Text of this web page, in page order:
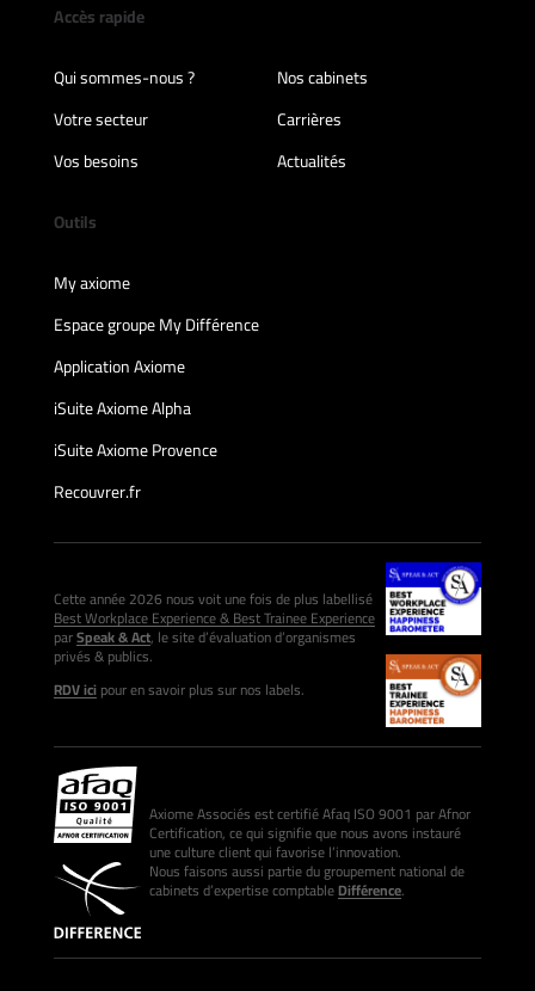
Accès rapide
Qui sommes-nous ?
Nos cabinets
Votre secteur
Carrières
Vos besoins
Actualités
Outils
My axiome
Espace groupe My Différence
Application Axiome
iSuite Axiome Alpha
iSuite Axiome Provence
Recouvrer.fr
Cette année 2026 nous voit une fois de plus labellisé
Best Workplace Experience & Best Trainee Experience
parSpeak & Act, le site d’évaluation d’organismes
privés & publics.
RDV icipour en savoir plus sur nos labels.
Axiome Associés est certifié Afaq ISO 9001 par Afnor
Certification, ce qui signifie que nous avons instauré
une culture client qui favorise l’innovation.
Nous faisons aussi partie du groupement national de
cabinets d’expertise comptableDifférence.